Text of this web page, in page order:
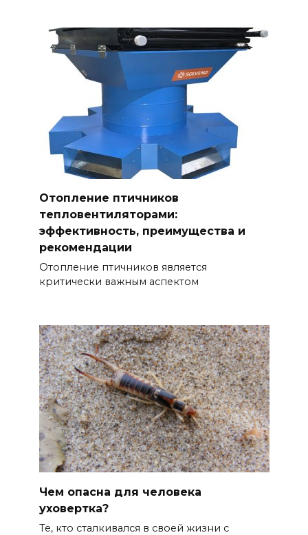
Отопление птичников
тепловентиляторами:
эффективность, преимущества и
рекомендации
Отопление птичников является
критически важным аспектом
Чем опасна для человека
уховертка?
Те, кто сталкивался в своей жизни с